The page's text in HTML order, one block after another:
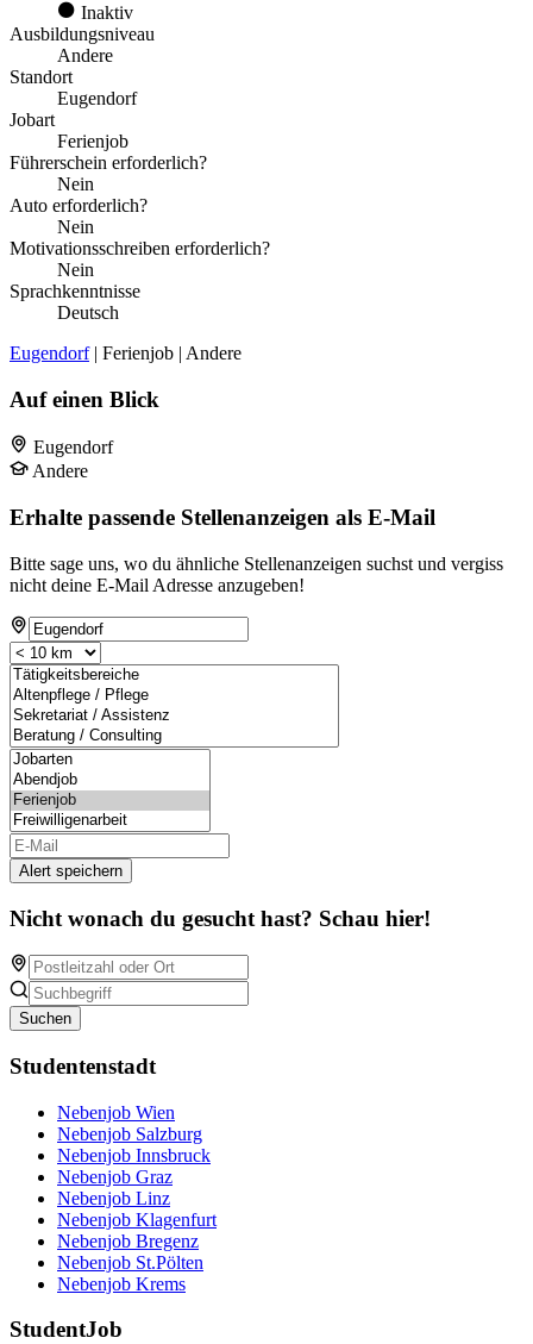
Inaktiv
Ausbildungsniveau
Andere
Standort
Eugendorf
Jobart
Ferienjob
Führerschein erforderlich?
Nein
Auto erforderlich?
Nein
Motivationsschreiben erforderlich?
Nein
Sprachkenntnisse
Deutsch
Eugendorf| Ferienjob | Andere
Auf einen Blick
Eugendorf
Andere
Erhalte passende Stellenanzeigen als E-Mail
Bitte sage uns, wo du ähnliche Stellenanzeigen suchst und vergiss
nicht deine E-Mail Adresse anzugeben!
Alert speichern
Nicht wonach du gesucht hast? Schau hier!
Suchen
Studentenstadt
Nebenjob Wien
Nebenjob Salzburg
Nebenjob Innsbruck
Nebenjob Graz
Nebenjob Linz
Nebenjob Klagenfurt
Nebenjob Bregenz
Nebenjob St.Pölten
Nebenjob Krems
StudentJob